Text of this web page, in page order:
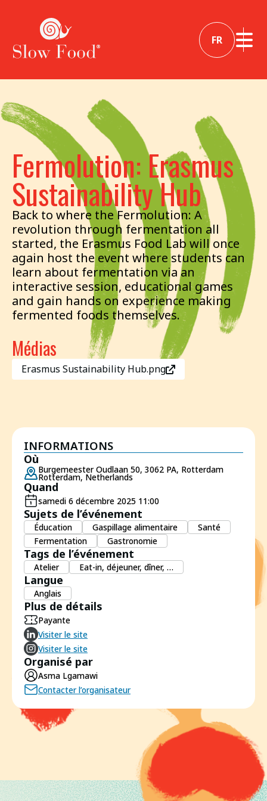
FR
Fermolution: Erasmus
Sustainability Hub
Back to where the Fermolution: A
revolution through fermentation all
started, the Erasmus Food Lab will once
again host the event where students can
learn about fermentation via an
interactive session, educational games
and gain hands on experience making
fermented foods themselves.
Médias
Erasmus Sustainability Hub.png
INFORMATIONS
Où
Burgemeester Oudlaan 50, 3062 PA, Rotterdam
Rotterdam, Netherlands
Quand
samedi 6 décembre 2025 11:00
Sujets de l’événement
Éducation Gaspillage alimentaire
Santé
Fermentation
Gastronomie
Tags de l’événement
Atelier Eat-in, déjeuner, dîner, …
Langue
Anglais
Plus de détails
Payante
Visiter le site
Visiter le site
Organisé par
Asma Lgamawi
Contacter l’organisateur